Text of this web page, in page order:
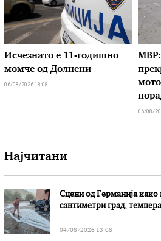
Исчезнато е 11-годишно
момче од Долнени
06/08/2026 18:08
МВР:
06/08/
Најчитани
Сцени од Германија како
сантиметри град,
04/08/2026 13:08